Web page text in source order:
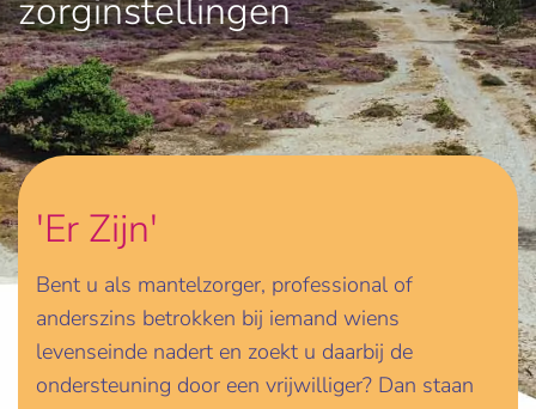
zorginstellingen
'Er Zijn'
Bent u als mantelzorger, professional of
anderszins betrokken bij iemand wiens
levenseinde nadert en zoekt u daarbij de
ondersteuning door een vrijwilliger? Dan staan